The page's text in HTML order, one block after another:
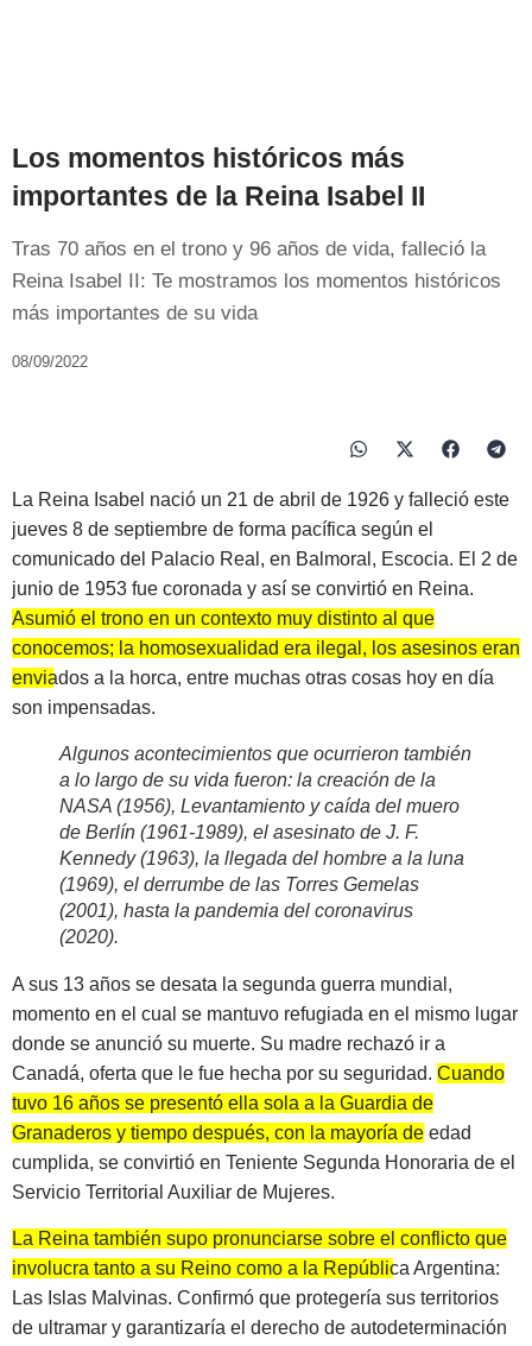
Los momentos históricos más
importantes de la Reina Isabel II
Tras 70 años en el trono y 96 años de vida, falleció la
Reina Isabel II: Te mostramos los momentos históricos
más importantes de su vida
08/09/2022
La Reina Isabel nació un 21 de abril de 1926 y falleció este
jueves 8 de septiembre de forma pacífica según el
comunicado del Palacio Real, en Balmoral, Escocia. El 2 de
junio de 1953 fue coronada y así se convirtió en Reina.
Asumió el trono en un contexto muy distinto al que
conocemos; la homosexualidad era ilegal, los asesinos eran
enviados a la horca, entre muchas otras cosas hoy en día
son impensadas.
Algunos acontecimientos que ocurrieron también
a lo largo de su vida fueron: la creación de la
NASA (1956), Levantamiento y caída del muero
de Berlín (1961-1989), el asesinato de J. F.
Kennedy (1963), la llegada del hombre a la luna
(1969), el derrumbe de las Torres Gemelas
(2001), hasta la pandemia del coronavirus
(2020).
A sus 13 años se desata la segunda guerra mundial,
momento en el cual se mantuvo refugiada en el mismo lugar
donde se anunció su muerte. Su madre rechazó ir a
Canadá, oferta que le fue hecha por su seguridad. Cuando
tuvo 16 años se presentó ella sola a la Guardia de
Granaderos y tiempo después, con la mayoría de edad
cumplida, se convirtió en Teniente Segunda Honoraria de el
Servicio Territorial Auxiliar de Mujeres.
La Reina también supo pronunciarse sobre el conflicto que
involucra tanto a su Reino como a la República Argentina:
Las Islas Malvinas. Confirmó que protegería sus territorios
de ultramar y garantizaría el derecho de autodeterminación